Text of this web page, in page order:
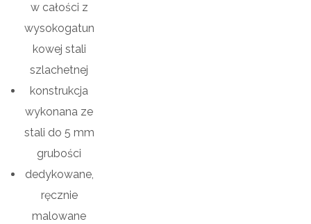
w całości z
wysokogatun
kowej stali
szlachetnej
konstrukcja
wykonana ze
stali do 5 mm
grubości
dedykowane,
ręcznie
malowane